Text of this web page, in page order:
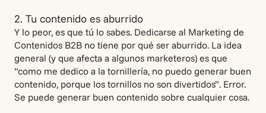
2. Tu contenido es aburrido
Y lo peor, es que tú lo sabes. Dedicarse al Marketing de
Contenidos B2B no tiene por qué ser aburrido. La idea
general (y que afecta a algunos marketeros) es que
“como me dedico a la tornillería, no puedo generar buen
contenido, porque los tornillos no son divertidos”. Error.
Se puede generar buen contenido sobre cualquier cosa.